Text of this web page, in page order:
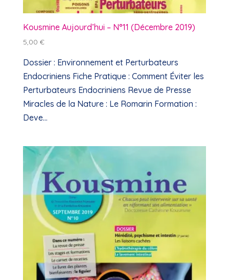
Kousmine Aujourd’hui – N°11 (Décembre 2019)
5,00 €
Dossier : Environnement et Perturbateurs
Endocriniens Fiche Pratique : Comment Éviter les
Perturbateurs Endocriniens Revue de Presse
Miracles de la Nature : Le Romarin Formation :
Deve...